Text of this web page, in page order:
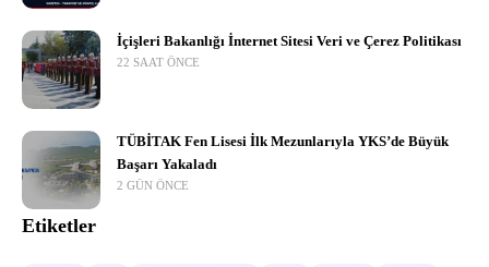
İçişleri Bakanlığı İnternet Sitesi Veri ve Çerez Politikası
22 SAAT ÖNCE
TÜBİTAK Fen Lisesi İlk Mezunlarıyla YKS’de Büyük
Başarı Yakaladı
2 GÜN ÖNCE
Etiketler